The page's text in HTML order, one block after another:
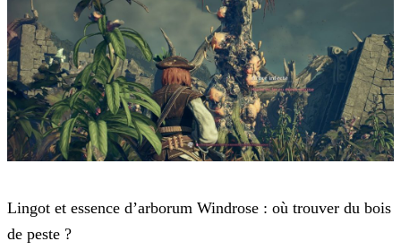
Lingot et essence d’arborum Windrose : où trouver du bois
de peste ?